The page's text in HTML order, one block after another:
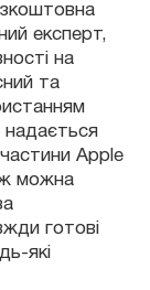
експерт,
на
та
надається
Apple
можна
готові
які